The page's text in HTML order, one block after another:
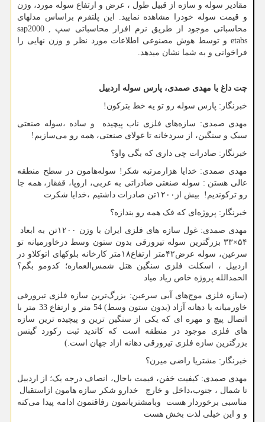
مقادیر سوله و سازه از قبیل طول ، عرض و ارتفاع سوله مورد، وزن
و قیمت سوله خودرا مشاهده نمایید. این پلتفرم براساس مدلهای
محاسباتی موجود از طریق نرم افزار محاسباتی سپ sap2000 ,
etabs و توسط هوش مصنوعی اطلاعات مورد نظر و وزن نهایی را
فراخوانی و به شما نشان میدهد.
چت داغ با مهدی صمدی، پارس سوله اردبیل
خبرنگار: پارس سوله رو تو یه خط بترکون!
مهدی صمدی: سازه‌های فلزی ناب پیچیده و ساده ،سوله صنعتی
سبک و سنگین، از سردخانه تا غولای صنعتی، همه رو می‌سازیم!
خبرنگار: صادرات چی داری که بگی واو؟
مهدی صمدی: خدایا هزارمرتبه شکر! سوله‌هامون در سطح منطقه
عالی هستن : سوله صنعتی صادراتی به عربی، اروپا، قفقاز، همه جا
رو ترکوندیم! بیش از۱۲۰۰تن صادرات داشتیم ،خدایا شکرت
خبرنگار: پروژه‌ای که فک همه رو بندازه؟
مهدی صمدی: غول سازه های فلزی ایران با وزن ۱۲۰۰تن به ابعاد
۵۴×۳۳ بزرگترین سوله تیرورقی بدون ستون وسط درخاورمیانه تو
سرعین، سوله عرض۴۲متر ارتفاع۱۸متر کارخانه بلوکهای اتوکلاو در
اردبیل ، اسکلت فلزی سنگین هتل شمس‌العماره؛ کدومو بگم؟
الحمدالله پروژه خاص زیاد میاد
(سازه فلزی موج‌های آبی سرعین: بزرگ‌ترین سازه فلزی تیرورقی
خاورمیانه با دهانه آزاد (بدون ستون وسط) 54 متر و ارتفاع 33 متر با
اتصال پیچ و مهره ای که یکی از سنگین ترین و پیچیده ترین سازه
های فلزی موجود در منطقه است که کاندید ثبت رکورد گینس
بزرگترین سازه فلزی تیرورقی دهانه ازاد جهان است.)
خبرنگار: مشتریا راضی میرن؟
مهدی صمدی: کیفیت خفن، قیمت باحال، انصاف درجه یک؛ از اردبیل
تا شمال ، جنوب،داخل و خارج خدارو شکر سازه هامون ازاستقبال
مناسبی برخوردار هست وبامشتریانمون رفاقتمون ادامه پیدا می‌کنه
و و این خیلی لذت بخش هست